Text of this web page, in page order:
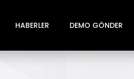
HABERLER DEMO GÖNDER